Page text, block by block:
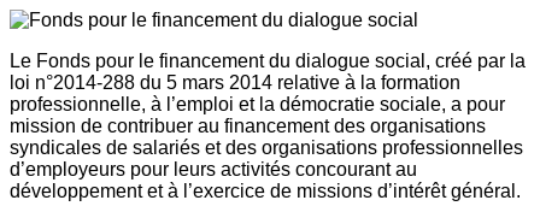
Le Fonds pour le financement du dialogue social, créé par la
loi n°2014-288 du 5 mars 2014 relative à la formation
professionnelle, à l’emploi et la démocratie sociale, a pour
mission de contribuer au financement des organisations
syndicales de salariés et des organisations professionnelles
d’employeurs pour leurs activités concourant au
développement et à l’exercice de missions d’intérêt général.